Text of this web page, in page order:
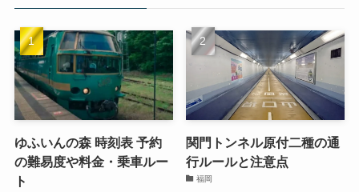
ゆふいんの森 時刻表 予約
の難易度や料金・乗車ルー
ト
関門トンネル原付二種の通
行ルールと注意点
福岡